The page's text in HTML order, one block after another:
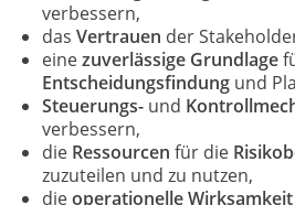
verbessern,
dasVertrauen der
einezuverlässige Grundlage
Entscheidungsfindung und
Steuerungs- und
verbessern,
die Ressourcen für die
zuzuteilen und zu nutzen,
dieoperationelle Wirksamkeit